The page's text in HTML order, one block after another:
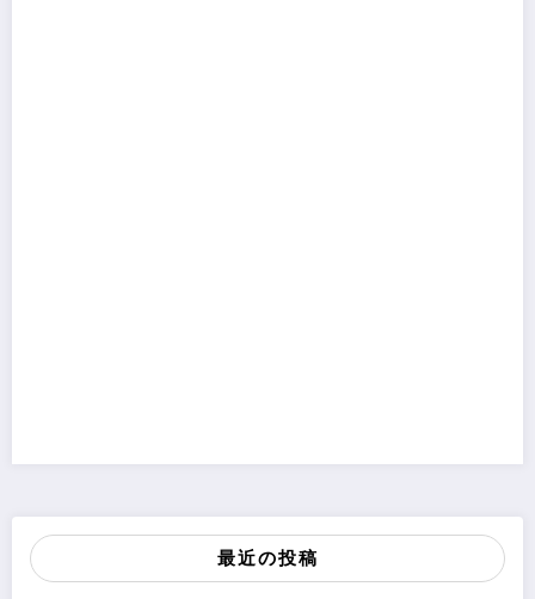
最近の投稿